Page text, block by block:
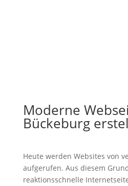
Moderne
Bückeburg
Heute werden Websites von
aufgerufen. Aus diesem
reaktionsschnelle